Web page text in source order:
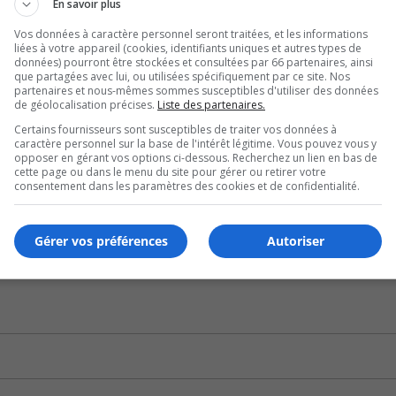
contribuer à cet achalandage.
il est possible de communiquer avec Info-Santé, de
clinique sans rendez-vous.
aux patients qui ont un problème de santé
En savoir plus
Vos données à caractère personnel seront traitées, et les informations
liées à votre appareil (cookies, identifiants uniques et autres types de
données) pourront être stockées et consultées par 66 partenaires, ainsi
que partagées avec lui, ou utilisées spécifiquement par ce site. Nos
partenaires et nous-mêmes sommes susceptibles d'utiliser des données
de géolocalisation précises. Liste des partenaires.
Certains fournisseurs sont susceptibles de traiter vos données à
caractère personnel sur la base de l'intérêt légitime. Vous pouvez vous y
opposer en gérant vos options ci-dessous. Recherchez un lien en bas de
cette page ou dans le menu du site pour gérer ou retirer votre
consentement dans les paramètres des cookies et de confidentialité.
Autoriser
Gérer vos préférences